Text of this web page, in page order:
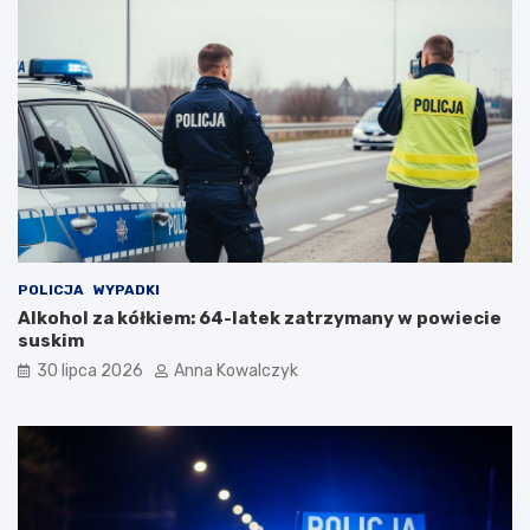
n
o
ś
c
i
p
p
a
n
d
e
m
i
i
e
POLICJA WYPADKI
Alkohol za kółkiem: 64-latek zatrzymany w powiecie
suskim
30 lipca 2026 Anna Kowalczyk